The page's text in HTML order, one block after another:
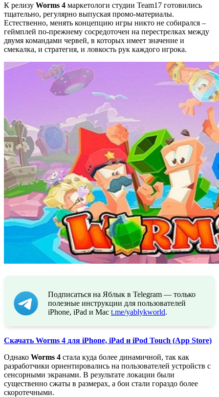
К релизу Worms 4 маркетологи студии Team17 готовились
тщательно, регулярно выпуская промо-материалы.
Естественно, менять концепцию игры никто не собирался –
геймплей по-прежнему сосредоточен на перестрелках между
двумя командами червей, в которых имеет значение и
смекалка, и стратегия, и ловкость рук каждого игрока.
Подписаться на Яблык в Telegram — только
полезные инструкции для пользователей
iPhone, iPad и Mac t.me/yablykworld.
Скачать Worms 4 для iPhone, iPad и iPod Touch (App Store)
Однако Worms 4 стала куда более динамичной, так как
разработчики ориентировались на пользователей устройств с
сенсорными экранами. В результате локации были
существенно сжаты в размерах, а бои стали гораздо более
скоротечными.